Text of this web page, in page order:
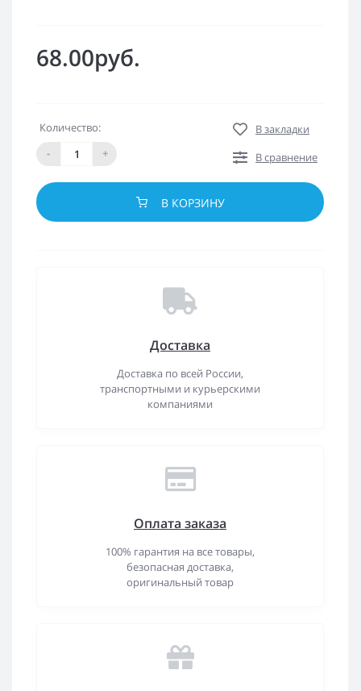
68.00руб.
Количество:
-
+
В закладки
В сравнение
В КОРЗИНУ
Доставка
Доставка по всей России,
транспортными и курьерскими
компаниями
Оплата заказа
100% гарантия на все товары,
безопасная доставка,
оригинальный товар